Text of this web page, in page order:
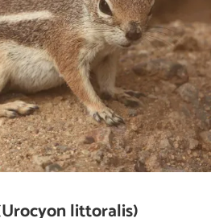
littoralis)